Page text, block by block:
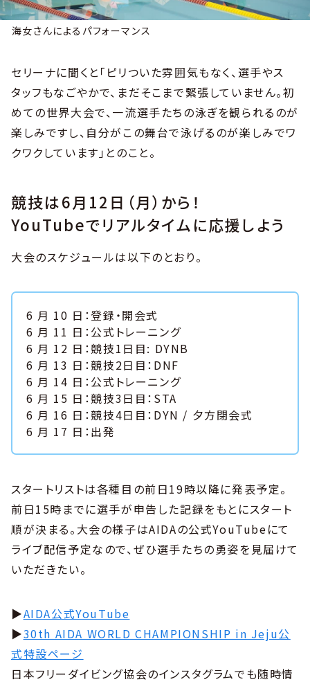
海女さんによるパフォーマンス
セリーナに聞くと「ピリついた雰囲気もなく、選手やス
タッフもなごやかで、まだそこまで緊張していません。初
めての世界大会で、一流選手たちの泳ぎを観られるのが
楽しみですし、自分がこの舞台で泳げるのが楽しみでワ
クワクしています」とのこと。
競技は6月12日（月）から！
YouTubeでリアルタイムに応援しよう
大会のスケジュールは以下のとおり。
6 月 10 日：登録・開会式
6 月 11 日：公式トレーニング
6 月 12 日：競技1日目: DYNB
6 月 13 日：競技2日目：DNF
6 月 14 日：公式トレーニング
6 月 15 日：競技3日目：STA
6 月 16 日：競技4日目：DYN / 夕方閉会式
6 月 17 日：出発
スタートリストは各種目の前日19時以降に発表予定。
前日15時までに選手が申告した記録をもとにスタート
順が決まる。大会の様子はAIDAの公式YouTubeにて
ライブ配信予定なので、ぜひ選手たちの勇姿を見届けて
いただきたい。
▶︎AIDA公式YouTube
▶︎30th AIDA WORLD CHAMPIONSHIP in Jeju公
式特設ページ
日本フリーダイビング協会のインスタグラムでも随時情